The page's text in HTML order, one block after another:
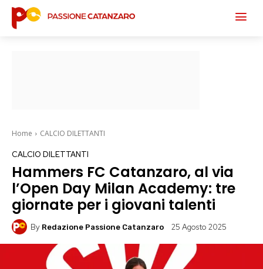
Home CALCIO DILETTANTI
CALCIO DILETTANTI
Hammers FC Catanzaro, al via
l’Open Day Milan Academy: tre
giornate per i giovani talenti
By Redazione Passione Catanzaro 25 Agosto 2025